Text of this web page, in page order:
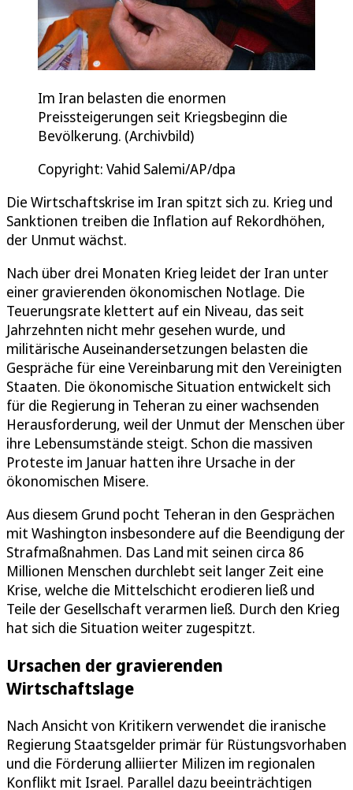
Im Iran belasten die enormen
Preissteigerungen seit Kriegsbeginn die
Bevölkerung. (Archivbild)
Copyright: Vahid Salemi/AP/dpa
Die Wirtschaftskrise im Iran spitzt sich zu. Krieg und
Sanktionen treiben die Inflation auf Rekordhöhen,
der Unmut wächst.
Nach über drei Monaten Krieg leidet der Iran unter
einer gravierenden ökonomischen Notlage. Die
Teuerungsrate klettert auf ein Niveau, das seit
Jahrzehnten nicht mehr gesehen wurde, und
militärische Auseinandersetzungen belasten die
Gespräche für eine Vereinbarung mit den Vereinigten
Staaten. Die ökonomische Situation entwickelt sich
für die Regierung in Teheran zu einer wachsenden
Herausforderung, weil der Unmut der Menschen über
ihre Lebensumstände steigt. Schon die massiven
Proteste im Januar hatten ihre Ursache in der
ökonomischen Misere.
Aus diesem Grund pocht Teheran in den Gesprächen
mit Washington insbesondere auf die Beendigung der
Strafmaßnahmen. Das Land mit seinen circa 86
Millionen Menschen durchlebt seit langer Zeit eine
Krise, welche die Mittelschicht erodieren ließ und
Teile der Gesellschaft verarmen ließ. Durch den Krieg
hat sich die Situation weiter zugespitzt.
Ursachen der gravierenden
Wirtschaftslage
Nach Ansicht von Kritikern verwendet die iranische
Regierung Staatsgelder primär für Rüstungsvorhaben
und die Förderung alliierter Milizen im regionalen
Konflikt mit Israel. Parallel dazu beeinträchtigen